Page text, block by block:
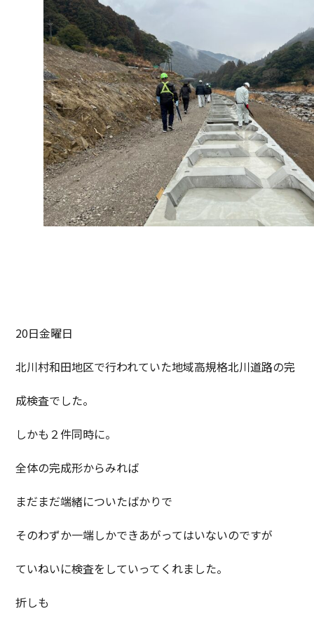
20日金曜日
北川村和田地区で行われていた地域高規格北川道路の完
成検査でした。
しかも２件同時に。
全体の完成形からみれば
まだまだ端緒についたばかりで
そのわずか一端しかできあがってはいないのですが
ていねいに検査をしていってくれました。
折しも